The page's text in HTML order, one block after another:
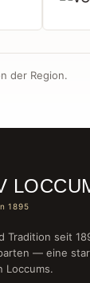
der Region.
1895
Tradition seit
— eine
Loccums.